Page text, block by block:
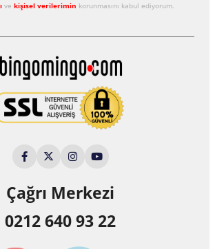
ve kişisel verilerimin korunmasını kabul ediyorum.
Çağrı Merkezi
0212 640 93 22